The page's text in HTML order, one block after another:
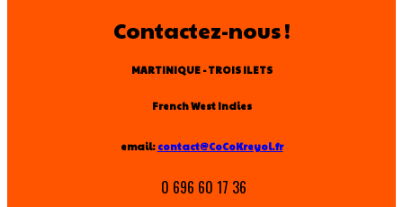
Contactez-nous !
MARTINIQUE - TROIS ILETS
French West Indies
email: contact@CoCoKreyol.fr
0 696 60 17 36